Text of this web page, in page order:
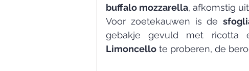
buffalo mozzarella, afkomstig
Voor zoetekauwen is de
Limoncello te proberen, de